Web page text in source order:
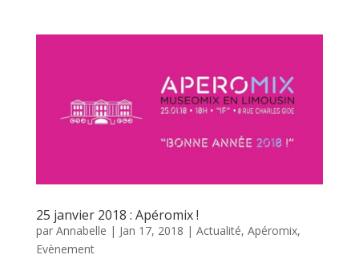
25 janvier 2018 : Apéromix !
par Annabelle | Jan 17, 2018 | Actualité, Apéromix,
Evènement